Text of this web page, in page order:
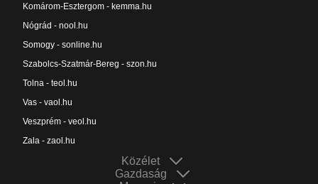
Komárom-Esztergom - kemma.hu
Nógrád - nool.hu
Somogy - sonline.hu
Szabolcs-Szatmár-Bereg - szon.hu
Tolna - teol.hu
Vas - vaol.hu
Veszprém - veol.hu
Zala - zaol.hu
Közélet
Gazdaság